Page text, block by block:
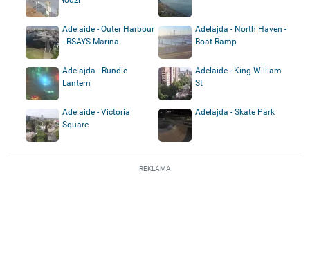
Adelaide - Outer Harbour
- RSAYS Marina
Adelajda - North Haven -
Boat Ramp
Adelajda - Rundle
Lantern
Adelaide - King William
St
Adelaide - Victoria
Square
Adelajda - Skate Park
REKLAMA